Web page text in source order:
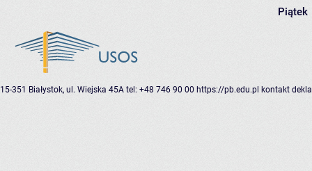
Piątek
15-351 Białystok, ul. Wiejska 45A tel: +48 746 90 00 https://pb.edu.pl kontakt